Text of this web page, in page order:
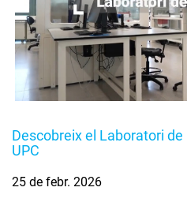
Descobreix el Laboratori
UPC
25 de febr. 2026